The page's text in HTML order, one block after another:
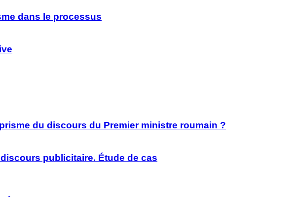
dans le processus
du discours du Premier ministre roumain ?
publicitaire. Étude de cas